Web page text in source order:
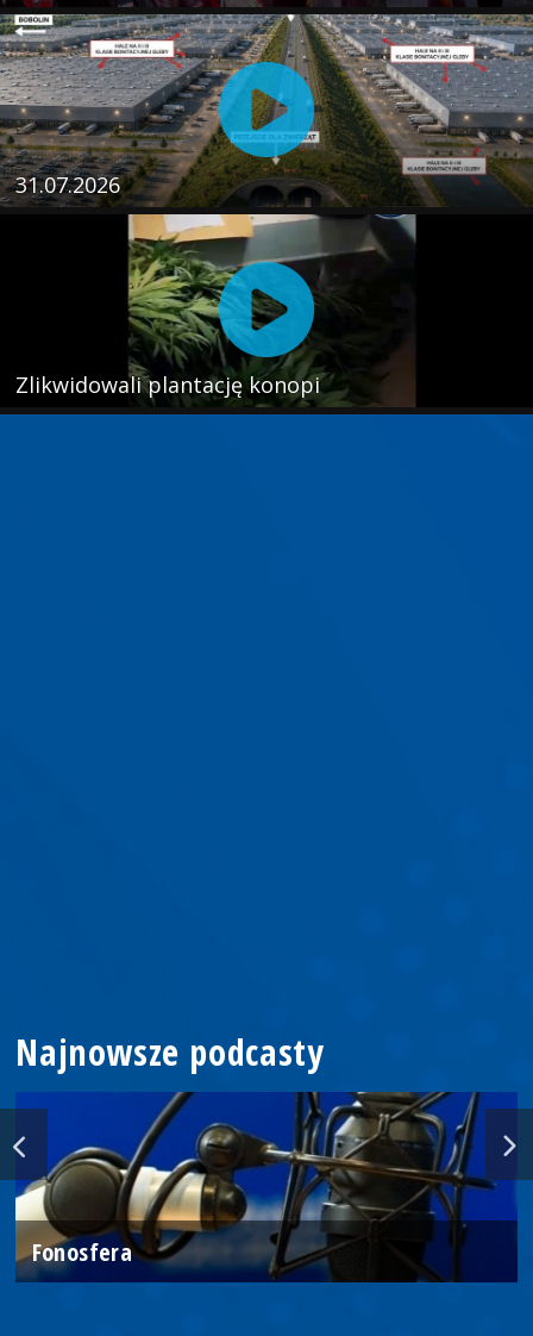
31.07.2026
Zlikwidowali plantację konopi
Najnowsze podcasty
Fonosfera